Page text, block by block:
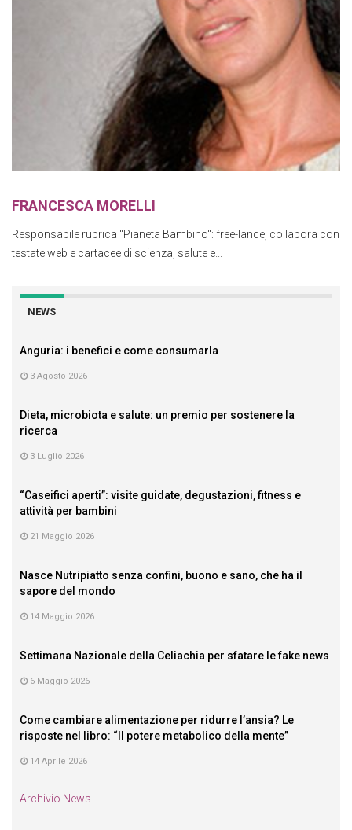
FRANCESCA MORELLI
Responsabile rubrica "Pianeta Bambino": free-lance, collabora con
testate web e cartacee di scienza, salute e...
NEWS
Anguria: i benefici e come consumarla
3 Agosto 2026
Dieta, microbiota e salute: un premio per sostenere la
ricerca
3 Luglio 2026
“Caseifici aperti”: visite guidate, degustazioni, fitness e
attività per bambini
21 Maggio 2026
Nasce Nutripiatto senza confini, buono e sano, che ha il
sapore del mondo
14 Maggio 2026
Settimana Nazionale della Celiachia per sfatare le fake news
6 Maggio 2026
Come cambiare alimentazione per ridurre l’ansia? Le
risposte nel libro: “Il potere metabolico della mente”
14 Aprile 2026
Archivio News